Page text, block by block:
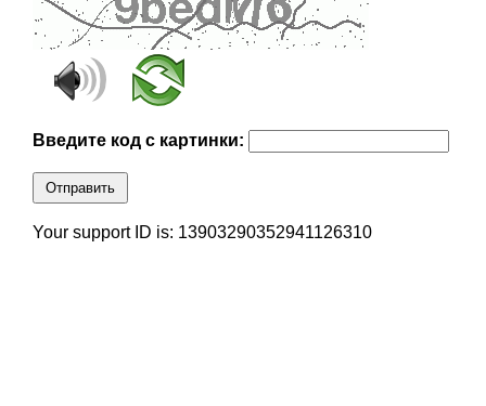
Введите код с картинки:
Отправить
Your support ID is: 13903290352941126310